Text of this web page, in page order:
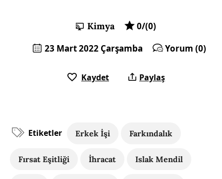
Kimya
0/(0)
23 Mart 2022 Çarşamba
Yorum (0)
Kaydet Paylaş
Etiketler Erkek İşi Farkındalık
Fırsat Eşitliği İhracat Islak Mendil